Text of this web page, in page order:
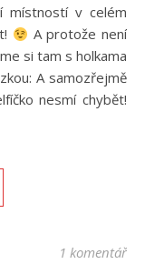
místností v celém
A protože není
si tam s holkama
A samozřejmě
nesmí chybět!
1 komentář